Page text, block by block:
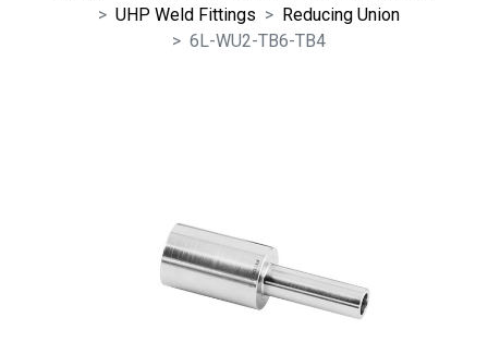
UHP Weld Fittings
Reducing Union
6L-WU2-TB6-TB4